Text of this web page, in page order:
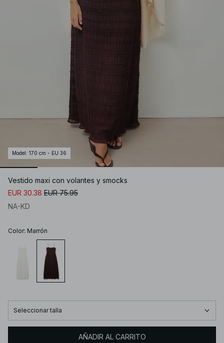
Model : 170 cm - EU 36
Vestido maxi con volantes y smocks
EUR 30.38 EUR 75.95
NA-KD
Color: Marrón
Seleccionar talla
AÑADIR AL CARRITO